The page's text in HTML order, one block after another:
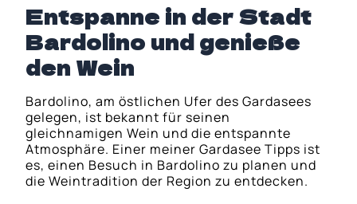
Entspanne in der Stadt
Bardolino und genieße
den Wein
Bardolino, am östlichen Ufer des Gardasees
gelegen, ist bekannt für seinen
gleichnamigen Wein und die entspannte
Atmosphäre. Einer meiner Gardasee Tipps ist
es, einen Besuch in Bardolino zu planen und
die Weintradition der Region zu entdecken.